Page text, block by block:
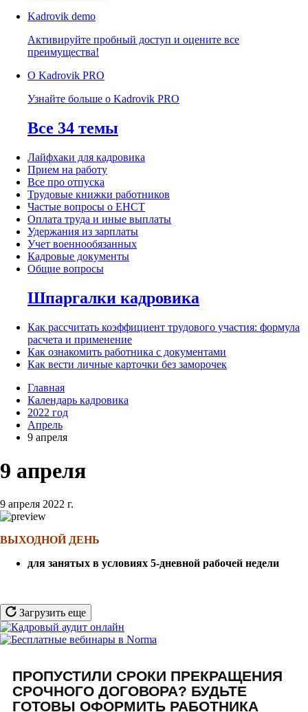
Kadrovik demo
Активируйте пробный доступ и оцените все
преимущества!
О Kadrovik PRO
Узнайте больше о Kadrovik PRO
Все 34 темы
Лайфхаки для кадровика
Прием на работу
Все про отпуска
Трудовые книжки работников
Частые вопросы о ЕНСТ
Оплата труда и иные выплаты
Удержания из зарплаты
Учет военнообязанных
Кадровые документы
Общие вопросы
Шпаргалки кадровика
Как рассчитать коэффициент трудового участия: формула
расчета и применение
Как ознакомить работника с документами
Как вести личные карточки без заморочек
Главная
Календарь кадровика
2022 год
Апрель
9 апреля
9 апреля
9 апреля 2022 г.
ВЫХОДНОЙ ДЕНЬ
для занятых в условиях 5-дневной рабочей недели
Загрузить еще
ПРОПУСТИЛИ СРОКИ ПРЕКРАЩЕНИЯ
СРОЧНОГО ДОГОВОРА? БУДЬТЕ
ГОТОВЫ ОФОРМИТЬ РАБОТНИКА